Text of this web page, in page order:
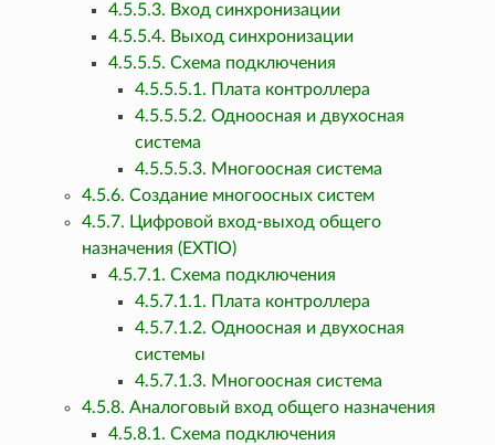
4.5.5.3. Вход синхронизации
4.5.5.4. Выход синхронизации
4.5.5.5. Схема подключения
4.5.5.5.1. Плата контроллера
4.5.5.5.2. Одноосная и двухосная
система
4.5.5.5.3. Многоосная система
4.5.6. Создание многоосных систем
4.5.7. Цифровой вход-выход общего
назначения (EXTIO)
4.5.7.1. Схема подключения
4.5.7.1.1. Плата контроллера
4.5.7.1.2. Одноосная и двухосная
системы
4.5.7.1.3. Многоосная система
4.5.8. Аналоговый вход общего назначения
4.5.8.1. Схема подключения